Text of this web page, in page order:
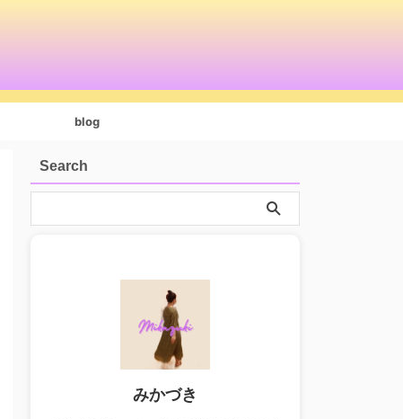
blog
Search
みかづき